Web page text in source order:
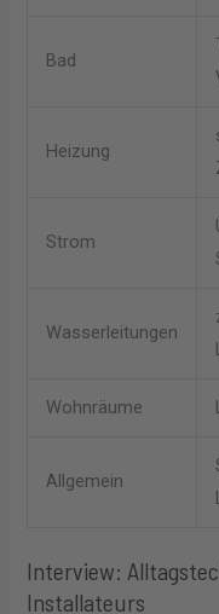
Bad
Heizung
Strom
Wasserleitungen
Wohnräume
Allgemein
Interview:
Installateurs